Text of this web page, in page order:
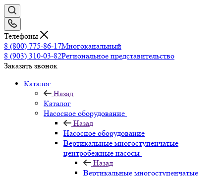
Телефоны
8 (800) 775-86-17Многоканальный
8 (903) 310-03-82Региональное представительство
Заказать звонок
Каталог
Назад
Каталог
Насосное оборудование
Назад
Насосное оборудование
Вертикальные многоступенчатые
центробежные насосы
Назад
Вертикальные многоступенчатые